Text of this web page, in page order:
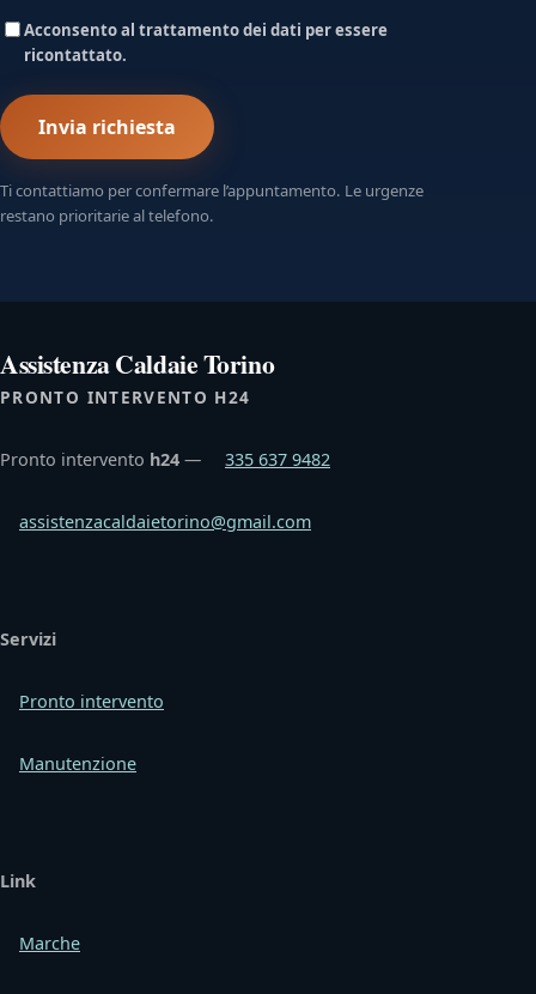
Acconsento al trattamento dei dati per essere
ricontattato.
Invia richiesta
Ti contattiamo per confermare l’appuntamento. Le urgenze
restano prioritarie al telefono.
Assistenza Caldaie Torino
PRONTO INTERVENTO H24
Pronto intervento h24 — 335 637 9482
assistenzacaldaietorino@gmail.com
Servizi
Pronto intervento
Manutenzione
Link
Marche